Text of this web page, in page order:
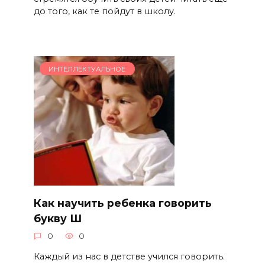
до того, как те пойдут в школу.
ИНТЕЛЛЕКТУАЛЬНОЕ
Как научить ребенка говорить
букву Ш
0 0
Каждый из нас в детстве учился говорить.